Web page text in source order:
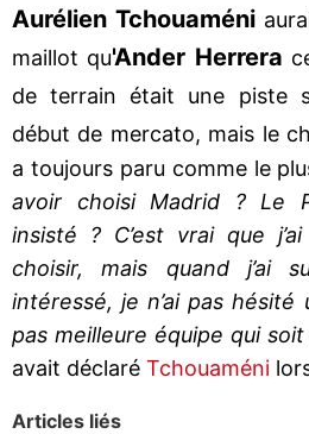
Aurélien Tchouaméni
maillot qu'Ander Herrera
de terrain était une piste
début de mercato, mais le
a toujours paru comme le
avoir choisi Madrid ? Le
insisté ? C’est vrai que
choisir, mais quand j’ai
intéressé, je n’ai pas hésité
pas meilleure équipe qui
avait déclaré Tchouaméni
Articles liés